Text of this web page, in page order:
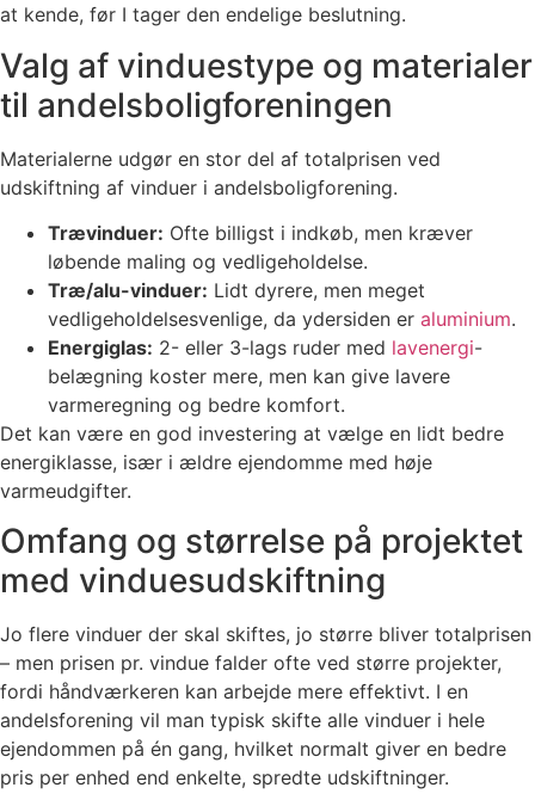
at kende, før I tager den endelige beslutning.
Valg af vinduestype og materialer
til andelsboligforeningen
Materialerne udgør en stor del af totalprisen ved
udskiftning af vinduer i andelsboligforening.
Trævinduer: Ofte billigst i indkøb, men kræver
løbende maling og vedligeholdelse.
Træ/alu-vinduer: Lidt dyrere, men meget
vedligeholdelsesvenlige, da ydersiden er aluminium.
Energiglas: 2- eller 3-lags ruder med lavenergi-
belægning koster mere, men kan give lavere
varmeregning og bedre komfort.
Det kan være en god investering at vælge en lidt bedre
energiklasse, især i ældre ejendomme med høje
varmeudgifter.
Omfang og størrelse på projektet
med vinduesudskiftning
Jo flere vinduer der skal skiftes, jo større bliver totalprisen
– men prisen pr. vindue falder ofte ved større projekter,
fordi håndværkeren kan arbejde mere effektivt. I en
andelsforening vil man typisk skifte alle vinduer i hele
ejendommen på én gang, hvilket normalt giver en bedre
pris per enhed end enkelte, spredte udskiftninger.